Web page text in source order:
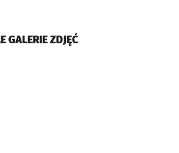
GALERIE ZDJĘĆ